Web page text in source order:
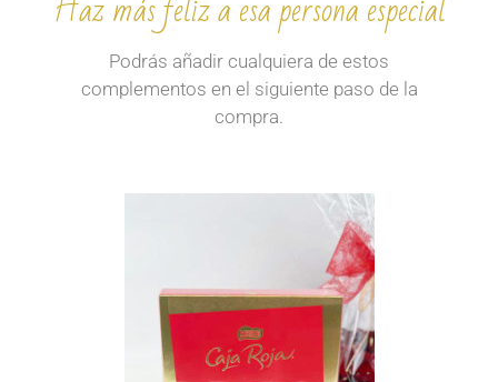
Podrás añadir cualquiera de estos
complementos en el siguiente paso de la
compra.